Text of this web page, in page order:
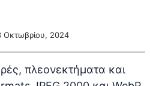
Οκτωβρίου, 2024